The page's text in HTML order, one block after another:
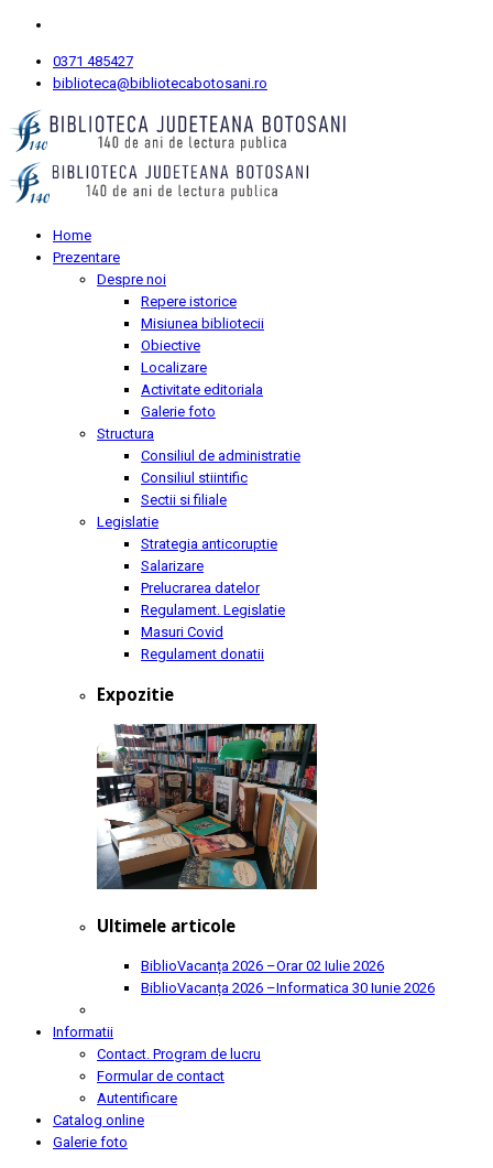
0371 485427
biblioteca@bibliotecabotosani.ro
Home
Prezentare
Despre noi
Repere istorice
Misiunea bibliotecii
Obiective
Localizare
Activitate editoriala
Galerie foto
Structura
Consiliul de administratie
Consiliul stiintific
Sectii si filiale
Legislatie
Strategia anticoruptie
Salarizare
Prelucrarea datelor
Regulament. Legislatie
Masuri Covid
Regulament donatii
Expozitie
Ultimele articole
BiblioVacanța 2026 –Orar02 Iulie 2026
BiblioVacanța 2026 –Informatica 30 Iunie 2026
Informatii
Contact. Program de lucru
Formular de contact
Autentificare
Catalog online
Galerie foto